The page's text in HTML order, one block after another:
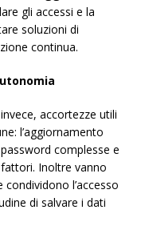
gli accessi e la
soluzioni di
continua.
accortezze utili
l’aggiornamento
complesse e
Inoltre vanno
l’accesso
di salvare i dati